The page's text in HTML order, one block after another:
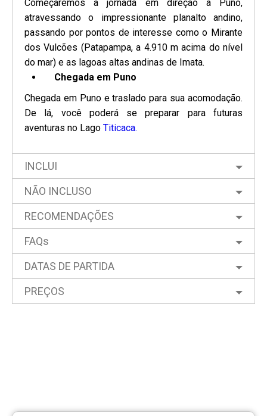
Começaremos a jornada em direção a Puno,
atravessando o impressionante planalto andino,
passando por pontos de interesse como o Mirante
dos Vulcões (Patapampa, a 4.910 m acima do nível
do mar) e as lagoas altas andinas de Imata.
Chegada em Puno
Chegada em Puno e traslado para sua acomodação.
De lá, você poderá se preparar para futuras
aventuras no Lago Titicaca.
INCLUI
NÃO INCLUSO
RECOMENDAÇÕES
FAQs
DATAS DE PARTIDA
PREÇOS